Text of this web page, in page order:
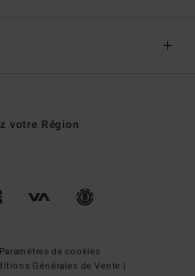
votre Région
Paramètres de cookies
Générales de Vente |